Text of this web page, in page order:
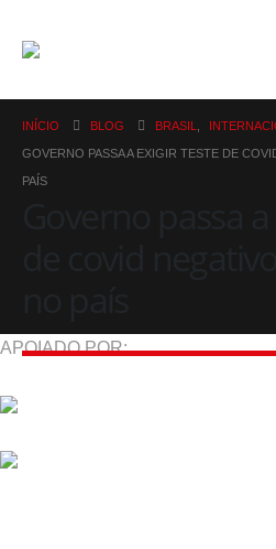
INÍCIO BLOG BRASIL
GOVERNO PASSA A EXIGIR TESTE DE
PAÍS
APOIADO POR: